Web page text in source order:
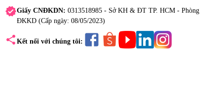
verifiedGiấy CNĐKDN: 0313518985 - Sở KH & ĐT TP. HCM - Phòng
ĐKKD (Cấp ngày: 08/05/2023)
share Kết nối với chúng tôi: